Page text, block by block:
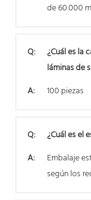
de 60.000
Q:
¿Cuál es la
láminas de
A:
100 piezas
Q:
¿Cuál es el
A:
Embalaje
según los